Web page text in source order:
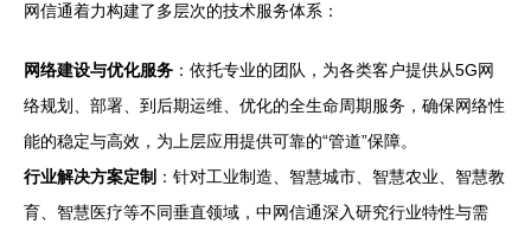
网信通着力构建了多层次的技术服务体系：
网络建设与优化服务 ：依托专业的团队，为各类客户提供从5G网
络规划、部署、到后期运维、优化的全生命周期服务，确保网络性
能的稳定与高效，为上层应用提供可靠的“管道”保障。
行业解决方案定制 ：针对工业制造、智慧城市、智慧农业、智慧教
育、智慧医疗等不同垂直领域，中网信通深入研究行业特性与需